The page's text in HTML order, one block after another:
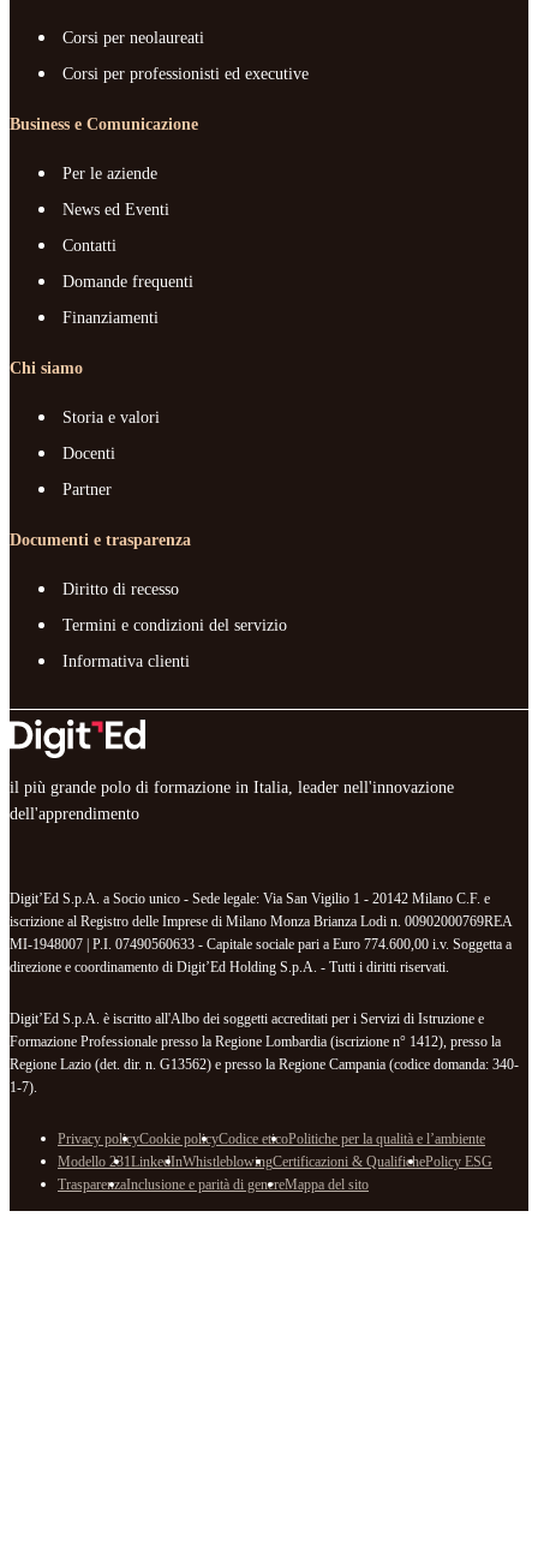
Corsi per neolaureati
Corsi per professionisti ed executive
Business e Comunicazione
Per le aziende
News ed Eventi
Contatti
Domande frequenti
Finanziamenti
Chi siamo
Storia e valori
Docenti
Partner
Documenti e trasparenza
Diritto di recesso
Termini e condizioni del servizio
Informativa clienti
il più grande polo di formazione in Italia, leader nell'innovazione
dell'apprendimento
Digit’Ed S.p.A. a Socio unico - Sede legale: Via San Vigilio 1 - 20142 Milano C.F. e
iscrizione al Registro delle Imprese di Milano Monza Brianza Lodi n. 00902000769REA
MI-1948007 | P.I. 07490560633 - Capitale sociale pari a Euro 774.600,00 i.v. Soggetta a
direzione e coordinamento di Digit’Ed Holding S.p.A. - Tutti i diritti riservati.
Digit’Ed S.p.A. è iscritto all'Albo dei soggetti accreditati per i Servizi di Istruzione e
Formazione Professionale presso la Regione Lombardia (iscrizione n° 1412), presso la
Regione Lazio (det. dir. n. G13562) e presso la Regione Campania (codice domanda: 340-
1-7).
Privacy policyCookie policyCodice eticoPolitiche per la qualità e l’ambiente
Modello 231LinkedInWhistleblowingCertificazioni & QualifichePolicy ESG
TrasparenzaInclusione e parità di genereMappa del sito